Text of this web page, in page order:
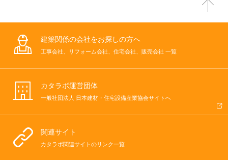
建築関係の会社をお探しの方へ
工事会社、リフォーム会社、住宅会社、販売会社 一覧
カタラボ運営団体
一般社団法人 日本建材・住宅設備産業協会サイトへ
関連サイト
カタラボ関連サイトのリンク一覧